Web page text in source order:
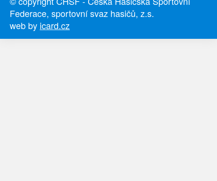
Federace, sportovní svaz hasičů, z.s.
web by icard.cz